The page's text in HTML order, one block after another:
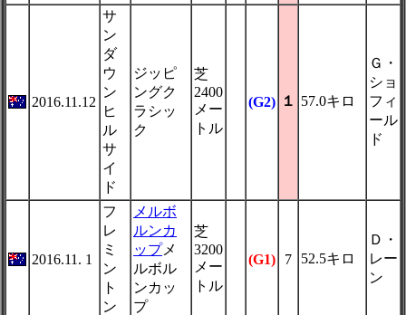
2016.11.12
サ
ン
ダ
ウ
ン
ヒ
ル
サ
イ
ド
ジッピ
ングク
ラシッ
ク
芝
2400
メー
トル
(G2) １ 57.0キロ
Ｇ・
ショ
フィ
ール
ド
2016.11. 1
フ
レ
ミ
ン
ト
ン
メルボ
ルンカ
ップメ
ルボル
ンカッ
プ
芝
3200
メー
トル
(G1) 7 52.5キロ
Ｄ・
レー
ン